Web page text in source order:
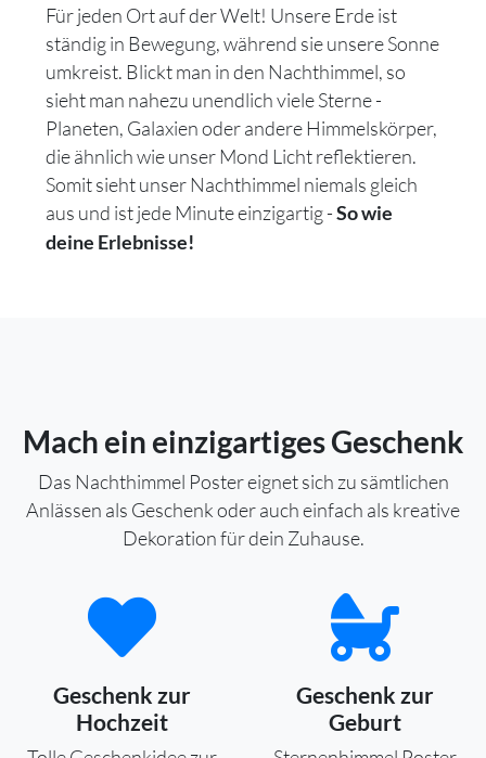
Für jeden Ort auf der Welt! Unsere Erde ist
ständig in Bewegung, während sie unsere Sonne
umkreist. Blickt man in den Nachthimmel, so
sieht man nahezu unendlich viele Sterne -
Planeten, Galaxien oder andere Himmelskörper,
die ähnlich wie unser Mond Licht reflektieren.
Somit sieht unser Nachthimmel niemals gleich
aus und ist jede Minute einzigartig -So wie
deine Erlebnisse!
Mach ein einzigartiges Geschenk
Das Nachthimmel Poster eignet sich zu sämtlichen
Anlässen als Geschenk oder auch einfach als kreative
Dekoration für dein Zuhause.
Geschenk zur
Hochzeit
Geschenk zur
Geburt